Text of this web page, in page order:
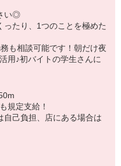
い◎
たり、1つのことを極めた
も相談可能です！朝だけ夜
用♪初バイトの学生さんに
規定支給！
己負担、店にある場合は